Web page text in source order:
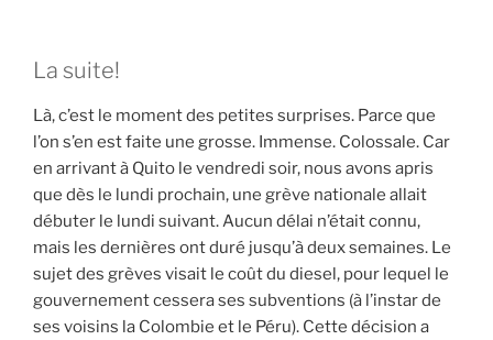
La suite!
Là, c’est le moment des petites surprises. Parce que
l’on s’en est faite une grosse. Immense. Colossale. Car
en arrivant à Quito le vendredi soir, nous avons apris
que dès le lundi prochain, une grève nationale allait
débuter le lundi suivant. Aucun délai n’était connu,
mais les dernières ont duré jusqu’à deux semaines. Le
sujet des grèves visait le coût du diesel, pour lequel le
gouvernement cessera ses subventions (à l’instar de
ses voisins la Colombie et le Péru). Cette décision a